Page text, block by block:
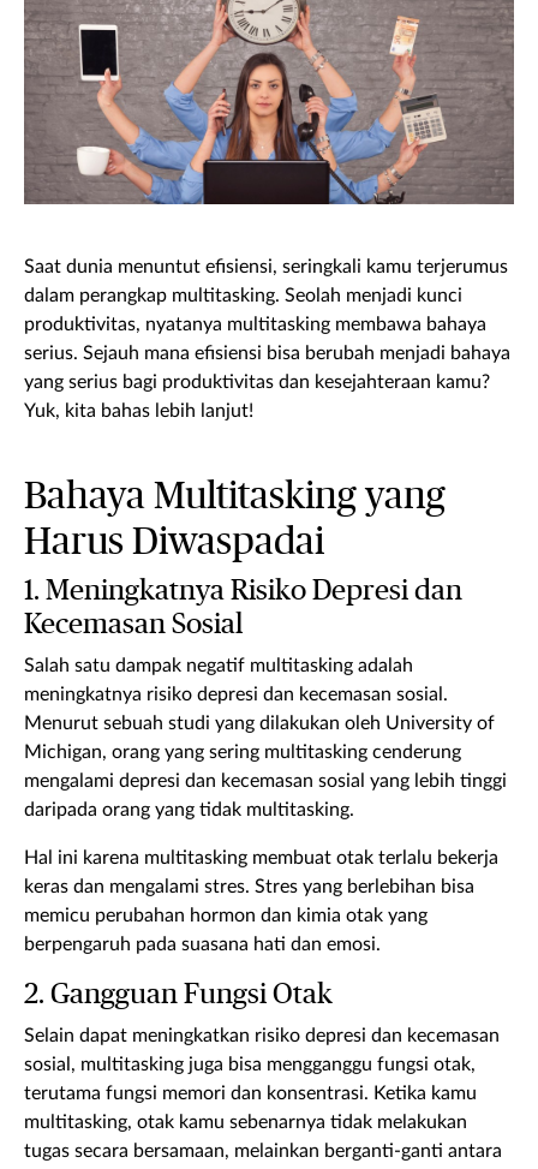
Saat dunia menuntut efisiensi, seringkali kamu terjerumus
dalam perangkap multitasking. Seolah menjadi kunci
produktivitas, nyatanya multitasking membawa bahaya
serius. Sejauh mana efisiensi bisa berubah menjadi bahaya
yang serius bagi produktivitas dan kesejahteraan kamu?
Yuk, kita bahas lebih lanjut!
Bahaya Multitasking yang
Harus Diwaspadai
1. Meningkatnya Risiko Depresi dan
Kecemasan Sosial
Salah satu dampak negatif multitasking adalah
meningkatnya risiko depresi dan kecemasan sosial.
Menurut sebuah studi yang dilakukan oleh University of
Michigan, orang yang sering multitasking cenderung
mengalami depresi dan kecemasan sosial yang lebih tinggi
daripada orang yang tidak multitasking.
Hal ini karena multitasking membuat otak terlalu bekerja
keras dan mengalami stres. Stres yang berlebihan bisa
memicu perubahan hormon dan kimia otak yang
berpengaruh pada suasana hati dan emosi.
2. Gangguan Fungsi Otak
Selain dapat meningkatkan risiko depresi dan kecemasan
sosial, multitasking juga bisa mengganggu fungsi otak,
terutama fungsi memori dan konsentrasi. Ketika kamu
multitasking, otak kamu sebenarnya tidak melakukan
tugas secara bersamaan, melainkan berganti-ganti antara